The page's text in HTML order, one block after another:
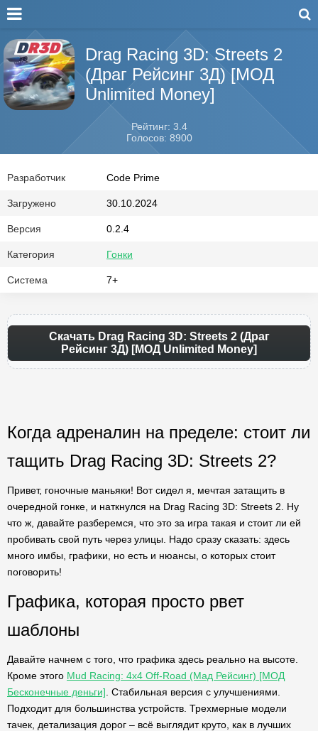
Drag Racing 3D: Streets 2
(Драг Рейсинг 3Д) [МОД
Unlimited Money]
Рейтинг: 3.4
Голосов: 8900
Разработчик Code Prime
Загружено 30.10.2024
Версия 0.2.4
Категория Гонки
Система 7+
Скачать Drag Racing 3D: Streets 2 (Драг
Рейсинг 3Д) [МОД Unlimited Money]
Когда адреналин на пределе: стоит ли
тащить Drag Racing 3D: Streets 2?
Привет, гоночные маньяки! Вот сидел я, мечтая затащить в
очередной гонке, и наткнулся на Drag Racing 3D: Streets 2. Ну
что ж, давайте разберемся, что это за игра такая и стоит ли ей
пробивать свой путь через улицы. Надо сразу сказать: здесь
много имбы, графики, но есть и нюансы, о которых стоит
поговорить!
Графика, которая просто рвет
шаблоны
Давайте начнем с того, что графика здесь реально на высоте.
Кроме этого Mud Racing: 4х4 Off-Road (Мад Рейсинг) [МОД
Бесконечные деньги] . Стабильная версия с улучшениями.
Подходит для большинства устройств. Трехмерные модели
тачек, детализация дорог – всё выглядит круто, как в лучших